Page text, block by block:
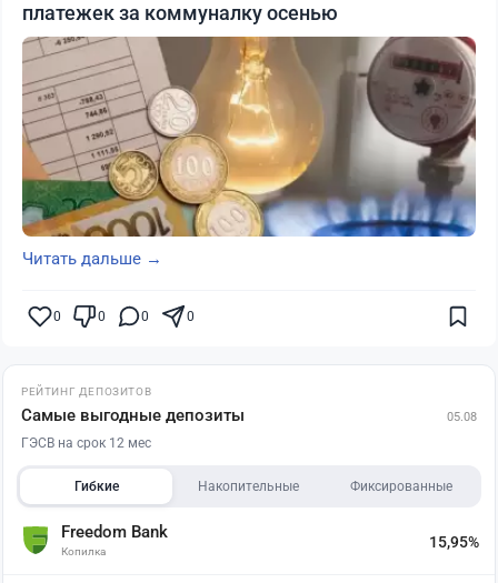
платежек за коммуналку осенью
Читать дальше →
0 0 0 0
РЕЙТИНГ ДЕПОЗИТОВ
Самые выгодные депозиты 05.08
ГЭСВ на срок 12 мес
Гибкие Накопительные Фиксированные
Freedom Bank
Копилка
15,95%